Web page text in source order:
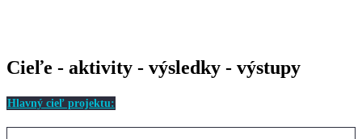
Cieľe - aktivity - výsledky - výstupy
Hlavný cieľ projektu: